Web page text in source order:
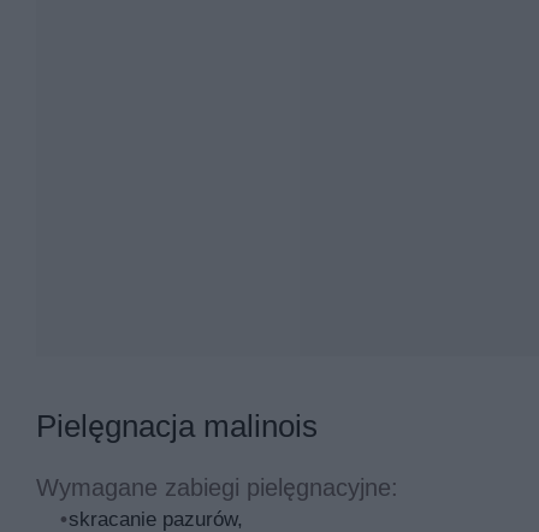
Pielęgnacja malinois
Wymagane zabiegi pielęgnacyjne:
skracanie pazurów,